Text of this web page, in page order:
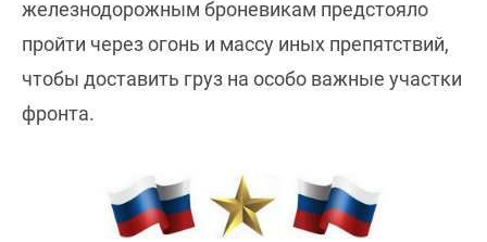
железнодорожным броневикам предстояло
пройти через огонь и массу иных препятствий,
чтобы доставить груз на особо важные участки
фронта.